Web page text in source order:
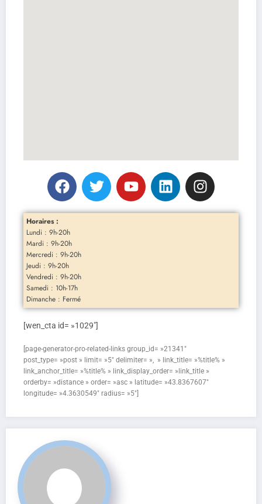
Horaires :
Lundi : 9h-20h
Mardi : 9h-20h
Mercredi : 9h-20h
Jeudi : 9h-20h
Vendredi : 9h-20h
Samedi : 10h-17h
Dimanche : Fermé
[wen_cta id= »1029″]
[page-generator-pro-related-links group_id= »21341″
post_type= »post » limit= »5″ delimiter= », » link_title= »%title% »
link_anchor_title= »%title% » link_display_order= »link_title »
orderby= »distance » order= »asc » latitude= »43.8367607″
longitude= »4.3630549″ radius= »5″]